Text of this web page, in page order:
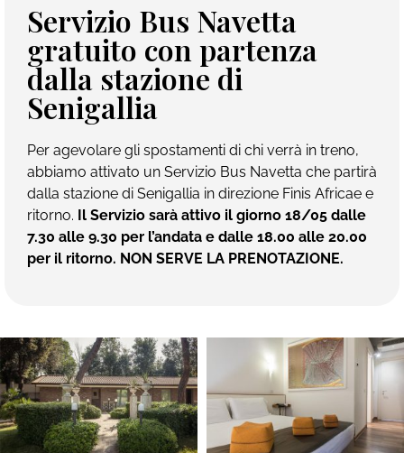
Servizio Bus Navetta
gratuito con partenza
dalla stazione di
Senigallia
Per agevolare gli spostamenti di chi verrà in treno,
abbiamo attivato un Servizio Bus Navetta che partirà
dalla stazione di Senigallia in direzione Finis Africae e
ritorno. Il Servizio sarà attivo il giorno 18/05 dalle
7.30 alle 9.30 per l’andata e dalle 18.00 alle 20.00
per il ritorno. NON SERVE LA PRENOTAZIONE.